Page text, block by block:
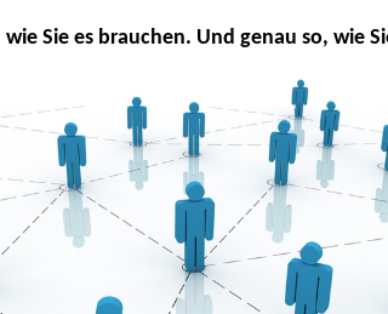
wie Sie es brauchen. Und genau so, wie